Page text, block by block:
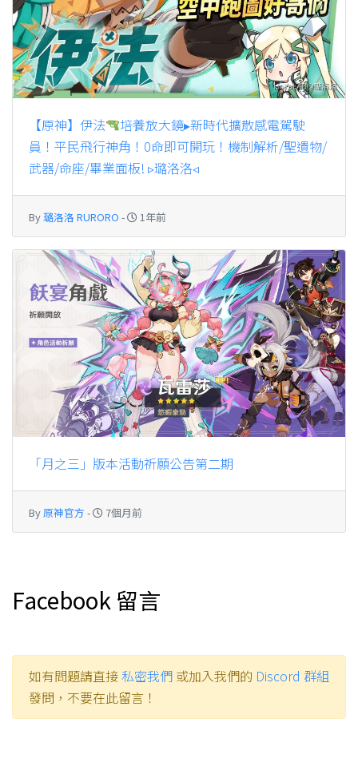
【原神】伊法
培養放大鏡▸新時代擴散感電駕駛
員！平民飛行神角！0命即可開玩！機制解析/聖遺物/
武器/命座/畢業面板! ▹璐洛洛◃
By璐洛洛 RURORO - 1年前
「月之三」版本活動祈願公告第二期
By原神官方 - 7個月前
Facebook 留言
如有問題請直接私密我們 或加入我們的 Discord 群組
發問，不要在此留言！